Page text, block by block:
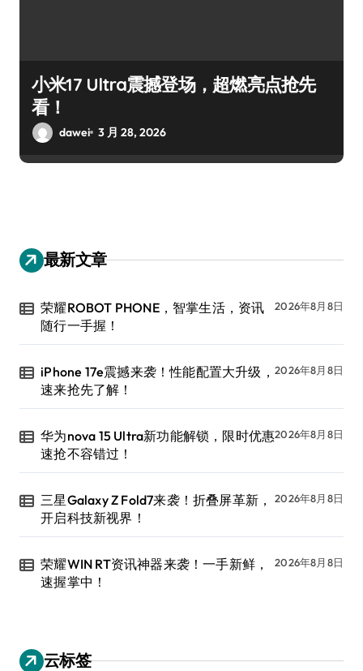
小米17 Ultra震撼登场，超燃亮点抢先
看！
dawei 3 月 28, 2026
最新文章
荣耀ROBOT PHONE，智掌生活，资讯
随行一手握！
2026年8月8日
iPhone 17e震撼来袭！性能配置大升级，
速来抢先了解！
2026年8月8日
华为nova 15 Ultra新功能解锁，限时优惠
速抢不容错过！
2026年8月8日
三星Galaxy Z Fold7来袭！折叠屏革新，
开启科技新视界！
2026年8月8日
荣耀WIN RT资讯神器来袭！一手新鲜，
速握掌中！
2026年8月8日
云标签